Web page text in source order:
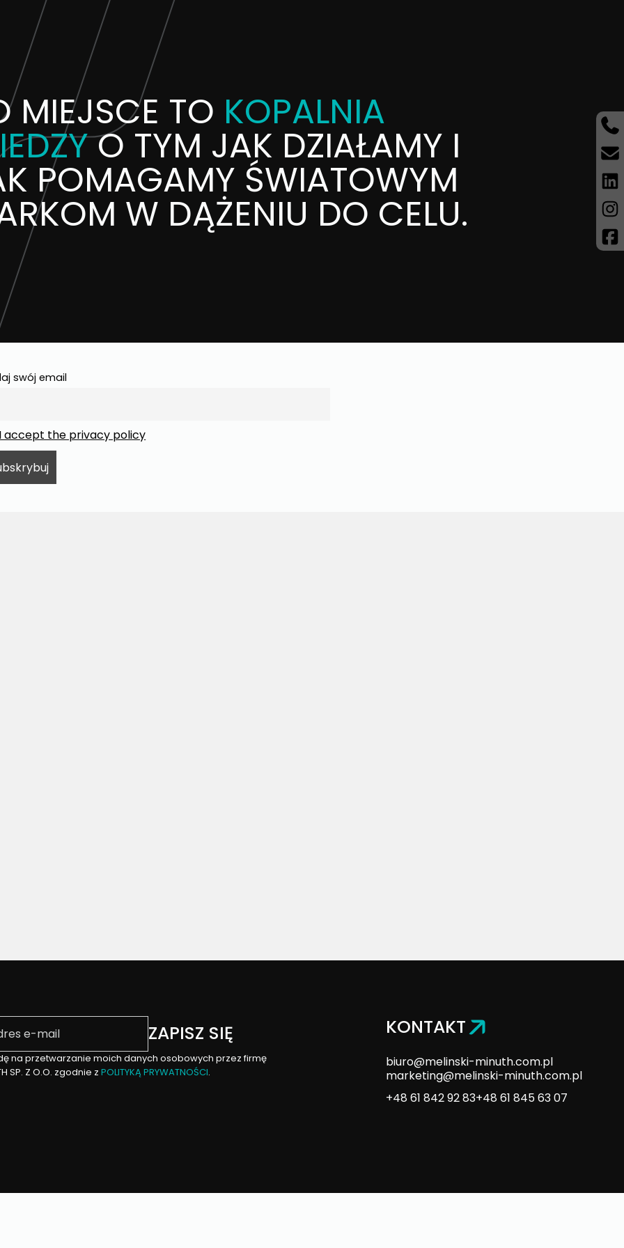
MIEJSCE TO KOPALNIA
O TYM JAK DZIAŁAMY I
POMAGAMY ŚWIATOWYM
W DĄŻENIU DO CELU.
swój email
accept the privacy policy
ZAPISZ SIĘ
na przetwarzanie moich danych osobowych przez firmę
SP. Z O.O. zgodnie zPOLITYKĄ PRYWATNOŚCI.
KONTAKT
biuro@melinski-minuth.com.pl
marketing@melinski-minuth.com.pl
+48 61 842 92 83+48 61 845 63 07